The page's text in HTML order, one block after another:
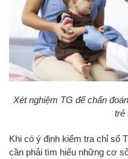
Xét nghiệm TG để chẩn
trẻ
Khi có ý định kiểm tra chỉ số
cần phải tìm hiểu những cơ